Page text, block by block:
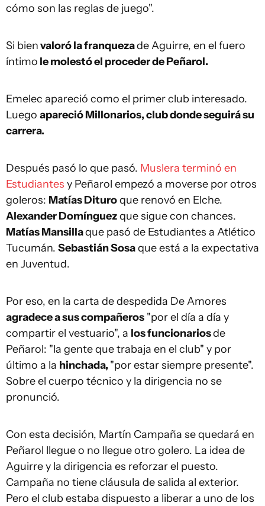
cómo son las reglas de juego".
Si bienvaloró la franquezade Aguirre, en el fuero
íntimo le molestó el proceder de Peñarol.
Emelec apareció como el primer club interesado.
Luego apareció Millonarios, club donde seguirá su
carrera.
Después pasó lo que pasó. Muslera terminó en
Estudiantes y Peñarol empezó a moverse por otros
goleros: Matías Dituroque renovó en Elche.
Alexander Domínguezque sigue con chances.
Matías Mansillaque pasó de Estudiantes a Atlético
Tucumán. Sebastián Sosaque está a la expectativa
en Juventud.
Por eso, en la carta de despedida De Amores
agradece a sus compañeros "por el día a día y
compartir el vestuario", a los funcionariosde
Peñarol: "la gente que trabaja en el club" y por
último a la hinchada, "por estar siempre presente".
Sobre el cuerpo técnico y la dirigencia no se
pronunció.
Con esta decisión, Martín Campaña se quedará en
Peñarol llegue o no llegue otro golero. La idea de
Aguirre y la dirigencia es reforzar el puesto.
Campaña no tiene cláusula de salida al exterior.
Pero el club estaba dispuesto a liberar a uno de los